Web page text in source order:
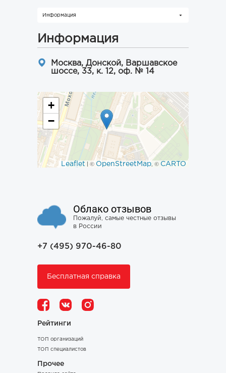
Информация
Информация
Москва, Донской, Варшавское
шоссе, 33, к. 12, оф. № 14
+
−
Leaflet | © OpenStreetMap, © CARTO
Облако отзывов
Пожалуй, самые честные отзывы
в России
+7 (495) 970-46-80
Бесплатная справка
Рейтинги
ТОП организаций
ТОП специалистов
Прочее